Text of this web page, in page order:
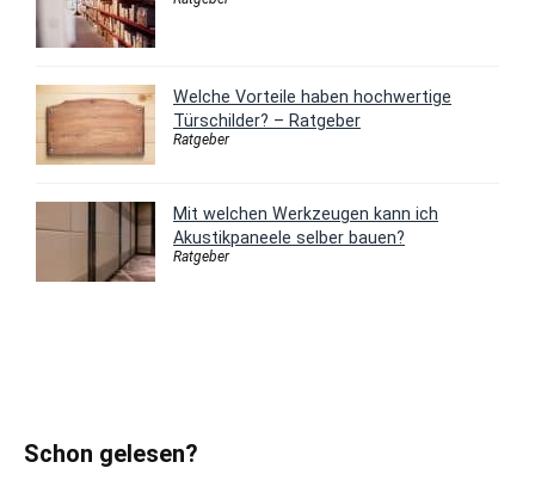
Welche Vorteile haben hochwertige
Türschilder? – Ratgeber
Ratgeber
Mit welchen Werkzeugen kann ich
Akustikpaneele selber bauen?
Ratgeber
Schon gelesen?